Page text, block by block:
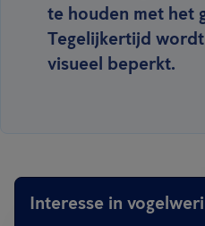
te houden met het
Tegelijkertijd
visueel beperkt.
Interesse in